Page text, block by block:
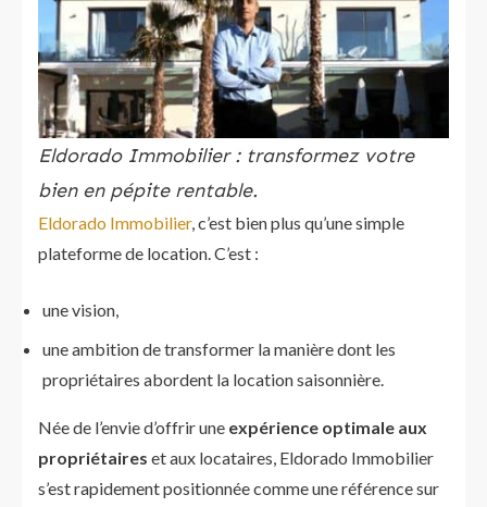
Eldorado Immobilier : transformez votre
bien en pépite rentable.
Eldorado Immobilier, c’est bien plus qu’une simple
plateforme de location. C’est :
une vision,
une ambition de transformer la manière dont les
propriétaires abordent la location saisonnière.
Née de l’envie d’offrir une expérience optimale aux
propriétaires et aux locataires, Eldorado Immobilier
s’est rapidement positionnée comme une référence sur